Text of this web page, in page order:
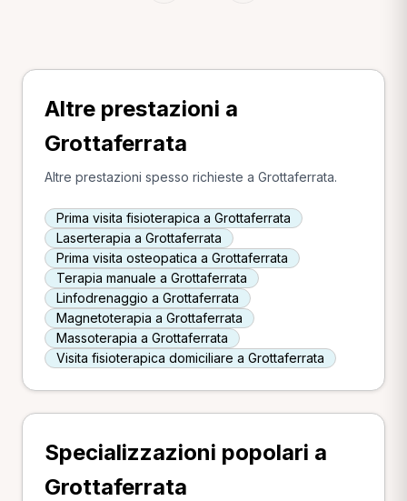
Altre prestazioni a
Grottaferrata
Altre prestazioni spesso richieste a Grottaferrata.
Prima visita fisioterapica a Grottaferrata
Laserterapia a Grottaferrata
Prima visita osteopatica a Grottaferrata
Terapia manuale a Grottaferrata
Linfodrenaggio a Grottaferrata
Magnetoterapia a Grottaferrata
Massoterapia a Grottaferrata
Visita fisioterapica domiciliare a Grottaferrata
Specializzazioni popolari a
Grottaferrata